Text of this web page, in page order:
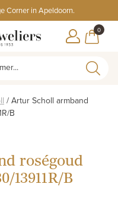
Corner in Apeldoorn.
0
/ Artur Scholl armband
B
roségoud
13911R/B